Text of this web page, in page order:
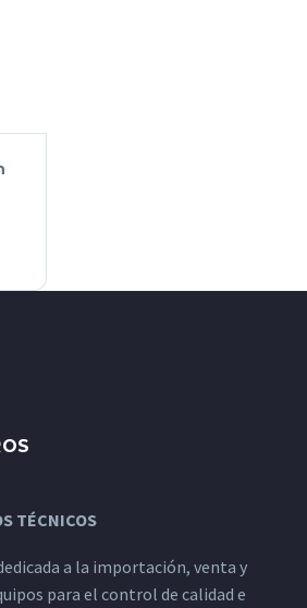
TÉCNICOS
a la importación, venta y
para el control de calidad e